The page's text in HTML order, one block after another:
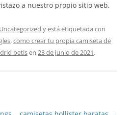
a nuestro propio sitio web.
Uncategorized y está etiquetada con
,como crear tu propia camiseta de
betisen 23 de junio de 2021.